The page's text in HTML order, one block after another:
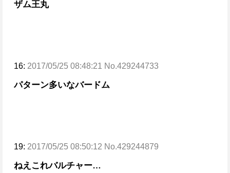
ザム王丸
16: 2017/05/25 08:48:21 No.429244733
パターン多いなバードム
19: 2017/05/25 08:50:12 No.429244879
ねえこれバルチャー…